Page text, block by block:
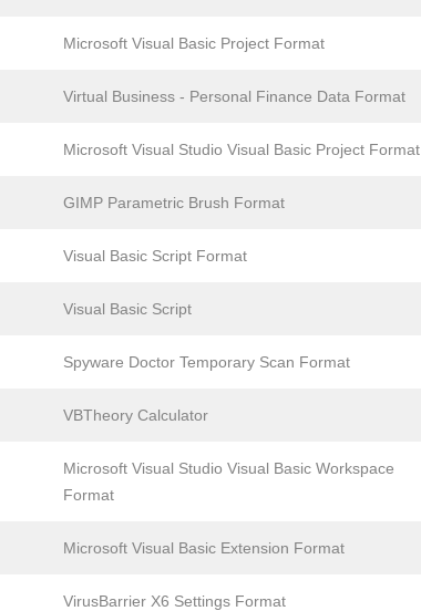
Microsoft Visual Basic Project Format
Virtual Business - Personal Finance Data Format
Microsoft Visual Studio Visual Basic Project Format
GIMP Parametric Brush Format
Visual Basic Script Format
Visual Basic Script
Spyware Doctor Temporary Scan Format
VBTheory Calculator
Microsoft Visual Studio Visual Basic Workspace
Format
Microsoft Visual Basic Extension Format
VirusBarrier X6 Settings Format